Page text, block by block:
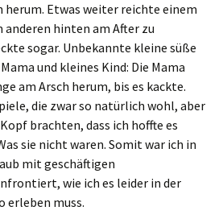
herum. Etwas weiter reichte einem
hinten am After zu
sogar. Unbekannte kleine süße
und kleines Kind: Die Mama
am Arsch herum, bis es kackte.
die zwar so natürlich wohl, aber
brachten, dass ich hoffte es
sie nicht waren. Somit war ich in
mit geschäftigen
wie ich es leider in der
erleben muss.